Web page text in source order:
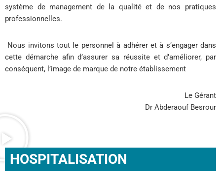
système de management de la qualité et de nos pratiques
professionnelles.
Nous invitons tout le personnel à adhérer et à s’engager dans
cette démarche afin d’assurer sa réussite et d’améliorer, par
conséquent, l’image de marque de notre établissement
Le Gérant
Dr Abderaouf Besrour
HOSPITALISATION